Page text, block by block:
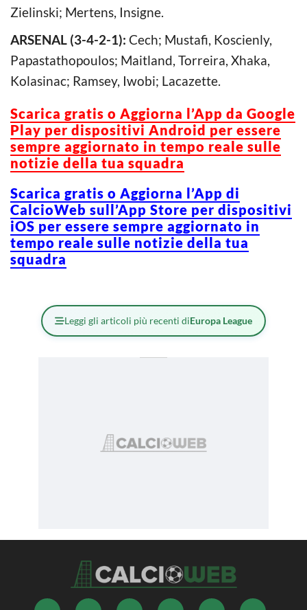
Zielinski; Mertens, Insigne.
ARSENAL (3-4-2-1): Cech; Mustafi, Koscienly,
Papastathopoulos; Maitland, Torreira, Xhaka,
Kolasinac; Ramsey, Iwobi; Lacazette.
Scarica gratis o Aggiorna l’App da Google
Play per dispositivi Android per essere
sempre aggiornato in tempo reale sulle
notizie della tua squadra
Scarica gratis o Aggiorna l’App di
CalcioWeb sull’App Store per dispositivi
iOS per essere sempre aggiornato in
tempo reale sulle notizie della tua
squadra
Leggi gli articoli più recenti diEuropa League